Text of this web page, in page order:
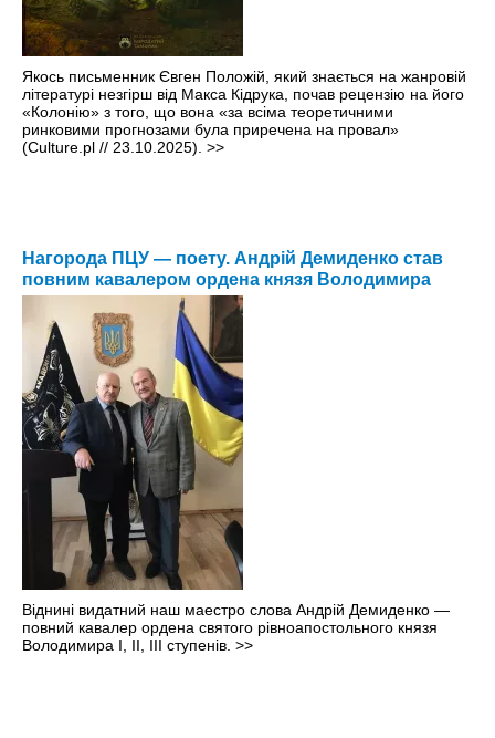
Якось письменник Євген Положій, який знається на жанровій
літературі незгірш від Макса Кідрука, почав рецензію на його
«Колонію» з того, що вона «за всіма теоретичними
ринковими прогнозами була приречена на провал»
(Culture.pl // 23.10.2025). >>
Нагорода ПЦУ — поету. Андрій Демиденко став
повним кавалером ордена князя Володимира
Віднині видатний наш маестро слова Андрій Демиденко —
повний кавалер ордена святого рівноапостольного князя
Володимира І, ІІ, ІІІ ступенів. >>